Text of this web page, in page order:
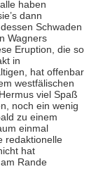
haben
dann
Schwaden
Wagners
Eruption, die so
in
hat offenbar
westfälischen
viel Spaß
noch ein wenig
zu einem
einmal
redaktionelle
hat
Rande